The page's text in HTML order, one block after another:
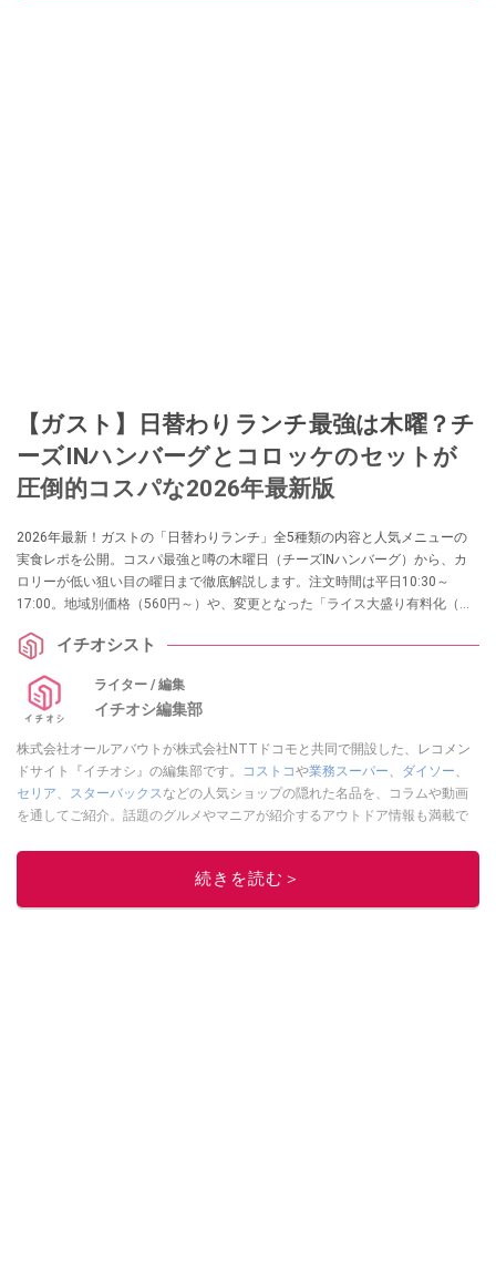
【ガスト】日替わりランチ最強は木曜？チ
ーズINハンバーグとコロッケのセットが
圧倒的コスパな2026年最新版
2026年最新！ガストの「日替わりランチ」全5種類の内容と人気メニューの
実食レポを公開。コスパ最強と噂の木曜日（チーズINハンバーグ）から、カ
ロリーが低い狙い目の曜日まで徹底解説します。注文時間は平日10:30～
17:00。地域別価格（560円～）や、変更となった「ライス大盛り有料化（＋
情報を完全網羅しました。
イチオシスト
ライター / 編集
イチオシ編集部
株式会社オールアバウトが株式会社NTTドコモと共同で開設した、レコメン
ドサイト『イチオシ』の編集部です。
コストコや業務スーパー ダイソー
セリア
スターバックス などの人気ショップの隠れた名品を、コラムや動画
を通してご紹介。話題のグルメやマニアが紹介するアウトドア情報も満載で
レビューしています。毎日トレンド情報をお届けしているので、ぜひ
してください！続きを読む＞